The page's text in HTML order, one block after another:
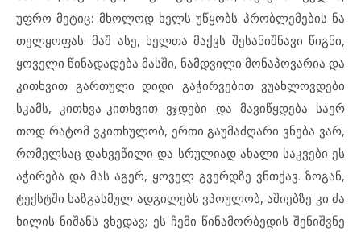
უფრო მეტიც: მხოლოდ ხელს უწყობს პრობლემების ნა
თელყოფას. მაშ ასე, ხელთა მაქვს შესანიშნავი წიგნი,
ყოველი წინადადება მასში, ნამდვილი მონაპოვარია და
კითხვით გართული დიდი გაჭირვებით ვუახლოვდები
სკამს, კითხვა-კითხვით ვჯდები და მავიწყდება საერ
თოდ რატომ ვკითხულობ, ერთი გაუმაძღარი ვნება ვარ,
რომელსაც დახვეწილი და სრულიად ახალი საკვები ეს
აჭირება და მას აგერ, ყოველ გვერდზე ვნთქავ. ზოგან,
ტექსტში ხაზგასმულ ადგილებს ვპოულობ, აშიებზე კი ძა
ხილის ნიშანს ვხედავ; ეს ჩემი წინამორბედის შენიშვნე